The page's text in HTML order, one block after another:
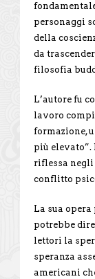
personaggi
della
da
filosofia
L’autore fu
lavoro
formazione,
più elevato”.
riflessa negli
conflitto
La sua
potrebbe
lettori la
speranza
americani